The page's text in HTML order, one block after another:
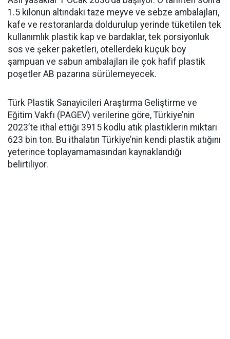
1.5 kilonun altındaki taze meyve ve sebze ambalajları,
kafe ve restoranlarda doldurulup yerinde tüketilen tek
kullanımlık plastik kap ve bardaklar, tek porsiyonluk
sos ve şeker paketleri, otellerdeki küçük boy
şampuan ve sabun ambalajları ile çok hafif plastik
poşetler AB pazarına sürülemeyecek.
Türk Plastik Sanayicileri Araştırma Geliştirme ve
Eğitim Vakfı (PAGEV) verilerine göre, Türkiye’nin
2023’te ithal ettiği 3915 kodlu atık plastiklerin miktarı
623 bin ton. Bu ithalatın Türkiye’nin kendi plastik atığını
yeterince toplayamamasından kaynaklandığı
belirtiliyor.